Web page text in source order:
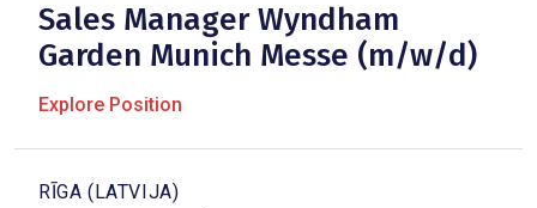
Sales Manager Wyndham
Garden Munich Messe (m/w/d)
Explore Position
RĪGA (LATVIJA)